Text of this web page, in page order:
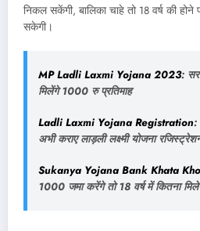
निकल सकेंगी, बालिका चाहे तो 18 वर्ष की
सकेगी।
MP Ladli Laxmi Yojana 2023:
मिलेंगे 1000 रु प्रतिमाह
Ladli Laxmi Yojana Registration:
अभी कराए लाड़ली लक्ष्मी योजना
Sukanya Yojana Bank Khata
1000 जमा करेंगे तो 18 वर्ष में कितना